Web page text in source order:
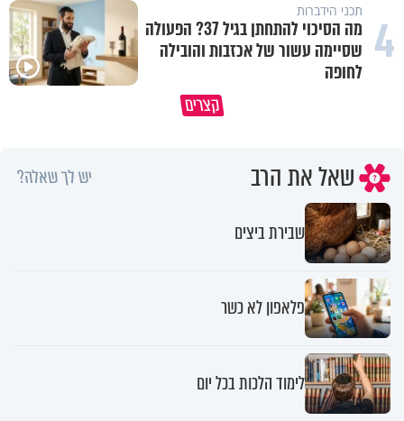
4 תכני הידברות
מה הסיכוי להתחתן בגיל 37? הפעולה
שסיימה עשור של אכזבות והובילה
לחופה
קצרים
שאל את הרב יש לך שאלה?
שבירת ביצים
פלאפון לא כשר
לימוד הלכות בכל יום